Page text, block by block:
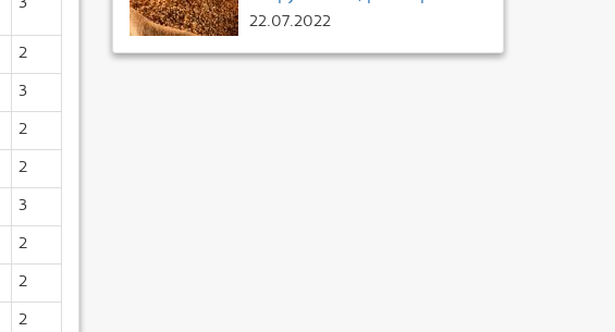
3
2
3
2
2
3
2
2
2
22.07.2022